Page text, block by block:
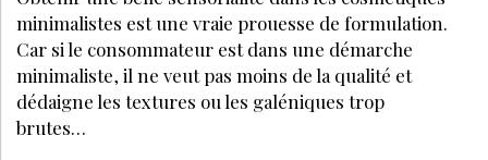
COSMÉTIQUES SEPTEMBRE 2022
Cosmétiques et grossesse : quelles sont
les attentes des Françaises en 2022 ?